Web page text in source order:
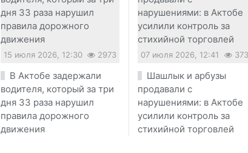
15 июля 2026, 12:30 2973
В Актобе задержали
водителя, который за три
дня 33 раза нарушил
правила дорожного
движения
07 июля 2026, 12:41
Шашлык и арбузы
продавали с
нарушениями: в Актобе
усилили контроль за
стихийной торговлей